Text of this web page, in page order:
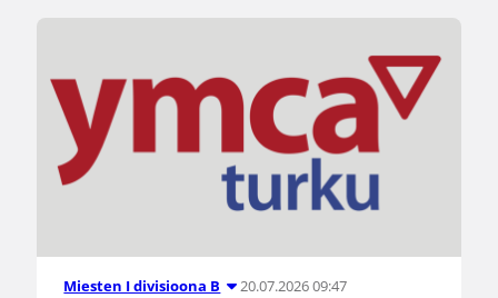
Miesten I divisioona B 20.07.2026 09:47